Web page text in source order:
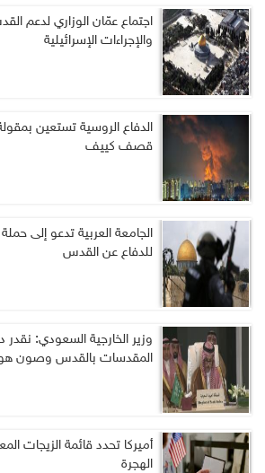
اجتماع عمّان الوزاري لدعم
والإجراءات الإسرائيلية
الدفاع الروسية تستعين
قصف كييف
الجامعة العربية تدعو إلى
للدفاع عن القدس
وزير الخارجية السعودي: نقدر
المقدسات بالقدس وصون
أميركا تحدد قائمة الزيجات
الهجرة